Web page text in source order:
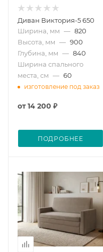
Диван Виктория-5 650
Ширина, мм — 820
Высота, мм — 900
Глубина, мм — 840
Ширина спального
места, см — 60
изготовление под заказ
от14 200 ₽
ПОДРОБНЕЕ